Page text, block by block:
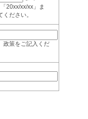
xx/xx」ま
ださい。
政策をご記入くだ